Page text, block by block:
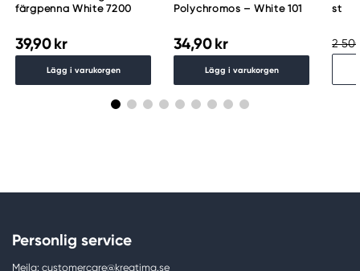
färgpenna White 7200
39,90 kr
Lägg i varukorgen
Polychromos – White 101
34,90 kr
Lägg i varukorgen
st
2
Personlig service
Mejla: customercare@kreatima.se